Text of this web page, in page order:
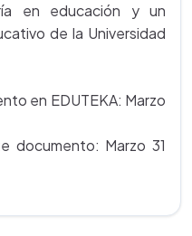
en educación y un
de la Universidad
en EDUTEKA: Marzo
documento: Marzo 31